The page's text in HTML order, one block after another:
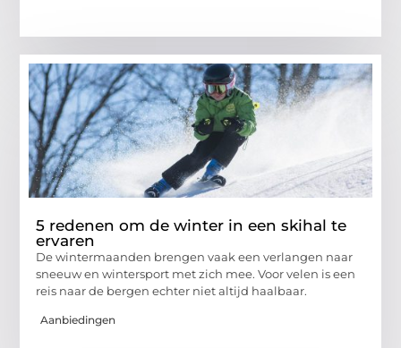
5 redenen om de winter in een skihal te
ervaren
De wintermaanden brengen vaak een verlangen naar
sneeuw en wintersport met zich mee. Voor velen is een
reis naar de bergen echter niet altijd haalbaar.
Aanbiedingen